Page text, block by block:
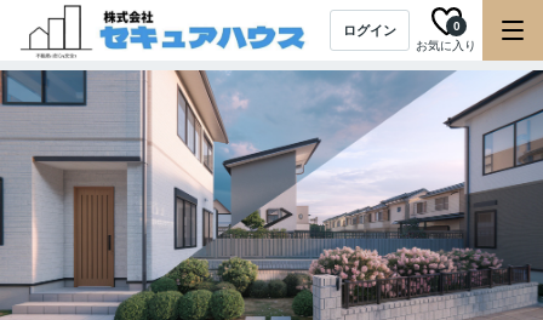
ログイン
お気に入り
0